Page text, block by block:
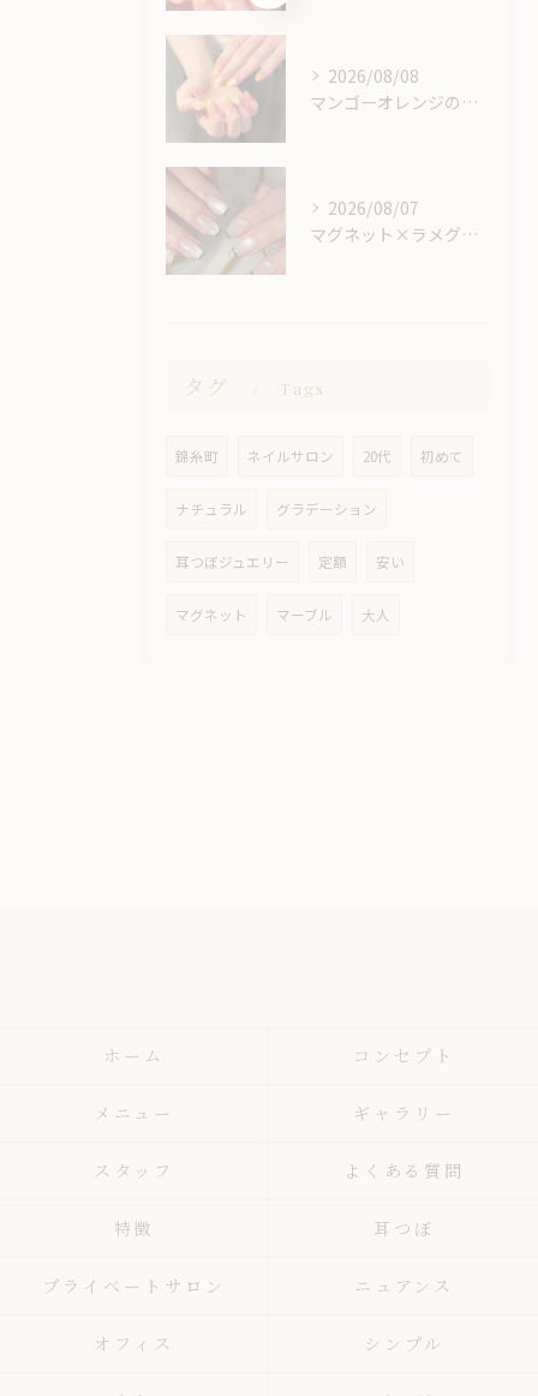
2026/08/08
マンゴーオレンジのようなカラー🥭‪🧡‬‪
2026/08/07
マグネット×ラメグラベースにスキニーフレンチ🖤🎶
タグ Tags
錦糸町 ネイルサロン 20代 初めて
ナチュラル グラデーション
耳つぼジュエリー 定額 安い
マグネット マーブル 大人
ホーム コンセプト
メニュー ギャラリー
スタッフ よくある質問
特徴 耳つぼ
プライベートサロン ニュアンス
オフィス シンプル